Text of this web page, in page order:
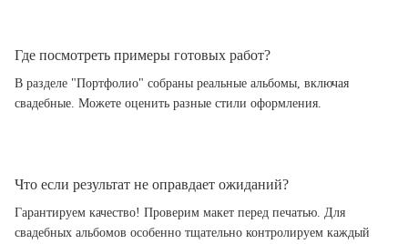
Где посмотреть примеры готовых работ?
В разделе "Портфолио" собраны реальные альбомы, включая
свадебные. Можете оценить разные стили оформления.
Что если результат не оправдает ожиданий?
Гарантируем качество! Проверим макет перед печатью. Для
свадебных альбомов особенно тщательно контролируем каждый